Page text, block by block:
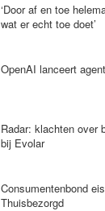
‘Door af en toe
wat er echt toe doet’
OpenAI lanceert
Radar: klachten over
bij Evolar
Consumentenbond
Thuisbezorgd